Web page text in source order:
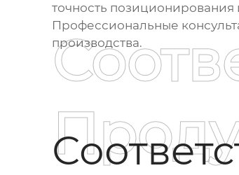
точность
Профессиональные
производства.